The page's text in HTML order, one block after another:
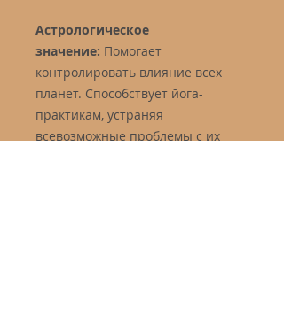
Астрологическое
значение: Помогает
контролировать влияние всех
планет. Способствует йога-
практикам, устраняя
всевозможные проблемы с их